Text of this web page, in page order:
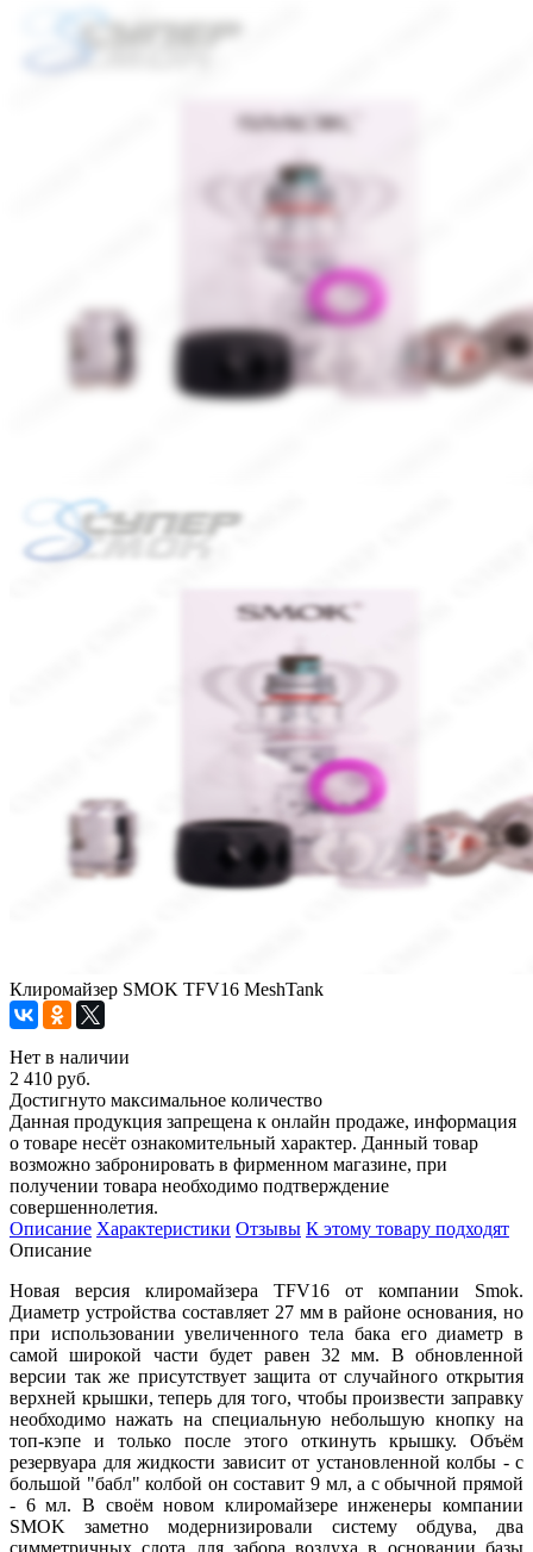
Клиромайзер SMOK TFV16 MeshTank
Нет в наличии
2 410 руб.
Достигнуто максимальное количество
Данная продукция запрещена к онлайн продаже, информация
о товаре несёт ознакомительный характер. Данный товар
возможно забронировать в фирменном магазине, при
получении товара необходимо подтверждение
совершеннолетия.
Описание Характеристики Отзывы К этому товару подходят
Описание
Новая версия клиромайзера TFV16 от компании Smok.
Диаметр устройства составляет 27 мм в районе основания, но
при использовании увеличенного тела бака его диаметр в
самой широкой части будет равен 32 мм. В обновленной
версии так же присутствует защита от случайного открытия
верхней крышки, теперь для того, чтобы произвести заправку
необходимо нажать на специальную небольшую кнопку на
топ-кэпе и только после этого откинуть крышку. Объём
резервуара для жидкости зависит от установленной колбы - с
большой "бабл" колбой он составит 9 мл, а с обычной прямой
- 6 мл. В своём новом клиромайзере инженеры компании
SMOK заметно модернизировали систему обдува, два
симметричных слота для забора воздуха в основании базы